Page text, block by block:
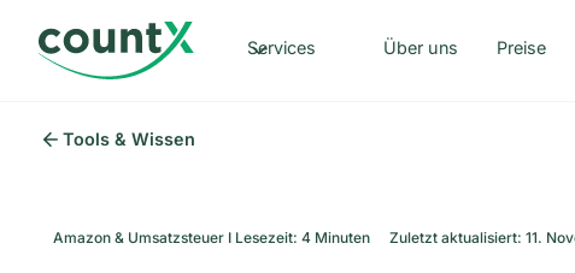
Services Über uns Preise
Tools & Wissen
Amazon & Umsatzsteuer I Lesezeit: 4 Minuten Zuletzt aktualisiert: 11.